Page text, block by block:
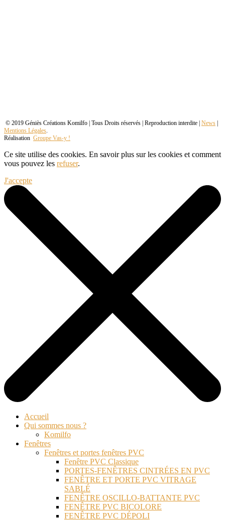
© 2019 Géniès Créations Komilfo | Tous Droits réservés | Reproduction interdite | News
Mentions Légales.
Réalisation Groupe Vas-y !
Ce site utilise des cookies. En savoir plus sur les cookies et comment
vous pouvez les refuser.
J'accepte
Accueil
Qui sommes nous ?
Komilfo
Fenêtres
Fenêtres et portes fenêtres PVC
Fenêtre PVC Classique
PORTES-FENÊTRES CINTRÉES EN PVC
FENÊTRE ET PORTE PVC VITRAGE
SABLÉ
FENÊTRE OSCILLO-BATTANTE PVC
FENÊTRE PVC BICOLORE
FENÊTRE PVC DÉPOLI